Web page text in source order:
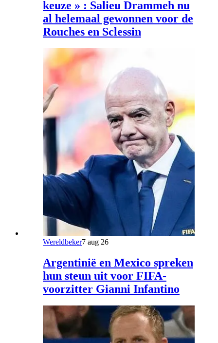
keuze » : Salieu Drammeh nu
al helemaal gewonnen voor de
Rouches en Sclessin
Wereldbeker7 aug 26
Argentinië en Mexico spreken
hun steun uit voor FIFA-
voorzitter Gianni Infantino